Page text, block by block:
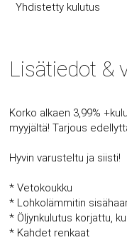
Yhdistetty kulutus
Lisätiedot &
Korko alkaen 3,99%
myyjältä! Tarjous
Hyvin varusteltu ja siisti!
* Vetokoukku
* Lohkolämmitin
* Öljynkulutus korjattu,
* Kahdet renkaat